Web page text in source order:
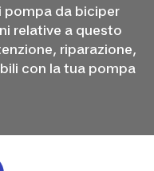
pompa da biciper
relative a questo
riparazione,
con la tua pompa